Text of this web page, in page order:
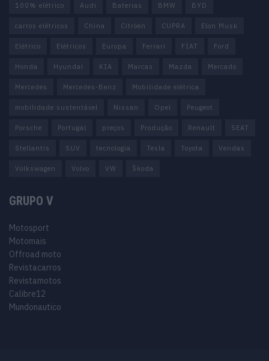
100% elétrico Audi Baterias BMW BYD
carros elétricos China Citröen CUPRA Elon Musk
Elétrico Elétricos Europa Ferrari FIAT Ford
Honda Hyundai KIA Marcas Mazda Mercado
Mercedes Mercedes-Benz Mobilidade elétrica
mobilidade sustentável Nissan Opel Peugeot
Porsche Portugal preços Produção Renault SEAT
Stellantis SUV tecnologia Tesla Toyota Vendas
Volkswagen Volvo VW Škoda
GRUPO V
Motosport
Motomais
Offroad moto
Revistacarros
Revistamotos
Calibre12
Mundonautico